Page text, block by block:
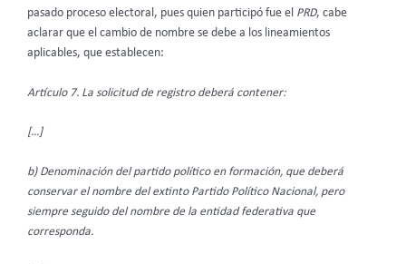
pasado proceso electoral, pues quien participó fue el PRD, cabe
aclarar que el cambio de nombre se debe a los lineamientos
aplicables, que establecen:
Artículo 7. La solicitud de registro deberá contener:
[…]
b) Denominación del partido político en formación, que deberá
conservar el nombre del extinto Partido Político Nacional, pero
siempre seguido del nombre de la entidad federativa que
corresponda.